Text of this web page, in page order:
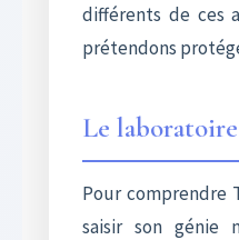
différents de ces
prétendons
Le
Pour comprendre
saisir son génie